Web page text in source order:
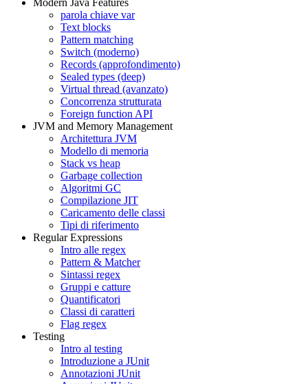
Modern Java Features
parola chiave var
Text blocks
Pattern matching
Switch (moderno)
Records (approfondimento)
Sealed types (deep)
Virtual thread (avanzato)
Concorrenza strutturata
Foreign function API
JVM and Memory Management
Architettura JVM
Modello di memoria
Stack vs heap
Garbage collection
Algoritmi GC
Compilazione JIT
Caricamento delle classi
Tipi di riferimento
Regular Expressions
Intro alle regex
Pattern & Matcher
Sintassi regex
Gruppi e catture
Quantificatori
Classi di caratteri
Flag regex
Testing
Intro al testing
Introduzione a JUnit
Annotazioni JUnit